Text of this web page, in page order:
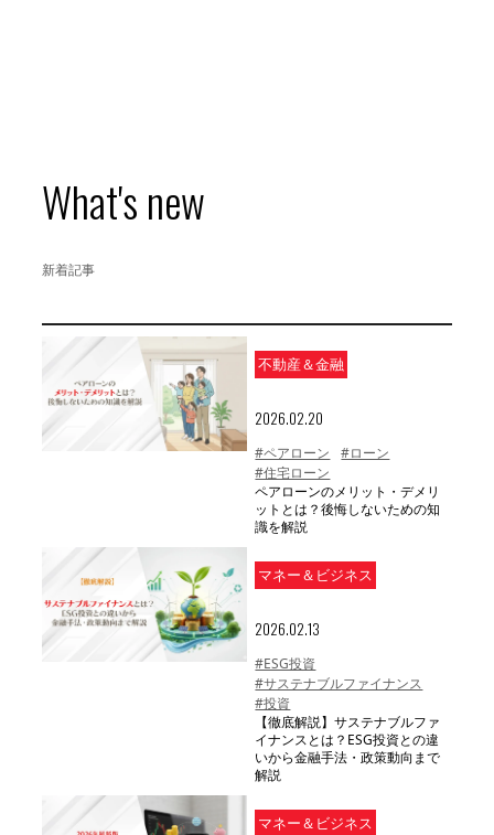
What's new
新着記事
不動産＆金融
2026.02.20
#ペアローン
#ローン
#住宅ローン
ペアローンのメリット・デメリ
ットとは？後悔しないための知
識を解説
マネー＆ビジネス
2026.02.13
#ESG投資
#サステナブルファイナンス
#投資
【徹底解説】サステナブルファ
イナンスとは？ESG投資との違
いから金融手法・政策動向まで
解説
マネー＆ビジネス